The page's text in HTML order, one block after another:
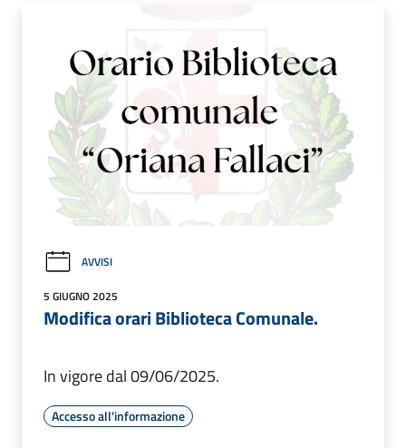
AVVISI
5 GIUGNO 2025
Modifica orari Biblioteca Comunale.
In vigore dal 09/06/2025.
Accesso all'informazione